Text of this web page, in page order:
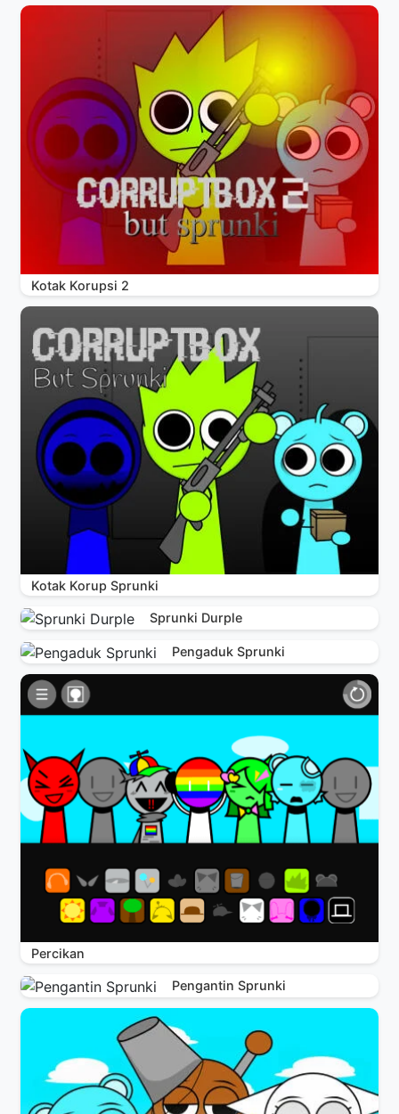
Kotak Korupsi 2
Kotak Korup Sprunki
Sprunki Durple
Pengaduk Sprunki
Percikan
Pengantin Sprunki